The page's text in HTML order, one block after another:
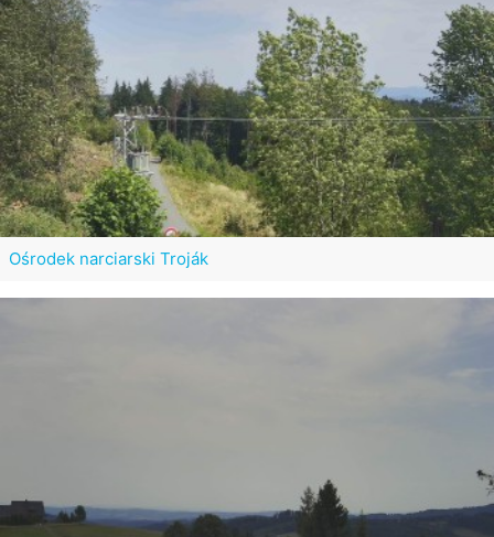
Ośrodek narciarski Troják